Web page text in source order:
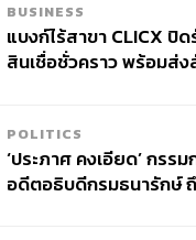
BUSINESS
แบงก์ไร้สาขา CLICX ปิ
สินเชื่อชั่วคราว พร้อม
POLITICS
‘ประภาศ คงเอียด’ กรร
อดีตอธิบดีกรมธนารักษ์